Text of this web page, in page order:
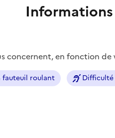
Informations
concernent, en fonction
fauteuil roulant